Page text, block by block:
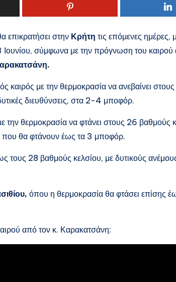
επικρατήσει στην Κρήτη τις επόμενες ημέρες,
Ιουνίου, σύμφωνα με την πρόγνωση του καιρού
καιρός με την θερμοκρασία να ανεβαίνει
διευθύνσεις, στα 2-4 μποφόρ.
την θερμοκρασία να φτάνει στους 26 βαθμούς
που θα φτάνουν έως τα 3 μποφόρ.
τους 28 βαθμούς κελσίου, με δυτικούς
όπου η θερμοκρασία θα φτάσει επίσης
από τον κ. Καρακατσάνη: